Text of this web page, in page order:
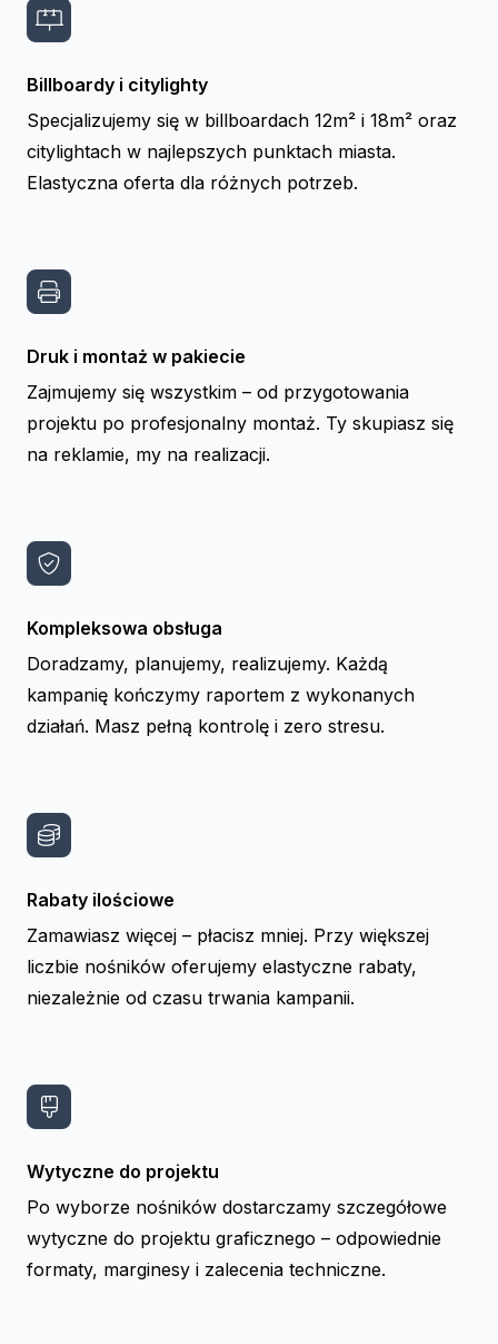
Billboardy i citylighty
Specjalizujemy się w billboardach 12m² i 18m² oraz
citylightach w najlepszych punktach miasta.
Elastyczna oferta dla różnych potrzeb.
Druk i montaż w pakiecie
Zajmujemy się wszystkim – od przygotowania
projektu po profesjonalny montaż. Ty skupiasz się
na reklamie, my na realizacji.
Kompleksowa obsługa
Doradzamy, planujemy, realizujemy. Każdą
kampanię kończymy raportem z wykonanych
działań. Masz pełną kontrolę i zero stresu.
Rabaty ilościowe
Zamawiasz więcej – płacisz mniej. Przy większej
liczbie nośników oferujemy elastyczne rabaty,
niezależnie od czasu trwania kampanii.
Wytyczne do projektu
Po wyborze nośników dostarczamy szczegółowe
wytyczne do projektu graficznego – odpowiednie
formaty, marginesy i zalecenia techniczne.